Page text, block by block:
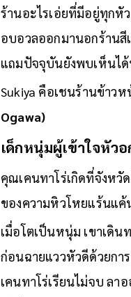
ร้านอะไรเอ่ยที่มีอยู่ทุก
อบอวลออกมานอกร้านสี
แถมปัจจุบันยังพบเห็นได้
Sukiya คือเชนร้านข้าว
Ogawa)
เด็กหนุ่มผู้เข้าใจหัว
คุณเคนทาโร่เกิดที่จังหวั
ของความหิวโหยแร้นแค้
เมื่อโตเป็นหนุ่ม เขาเดิน
ก่อนฉายแววหัวดีด้วยกา
เคนทาโร่เรียนไม่จบ ล